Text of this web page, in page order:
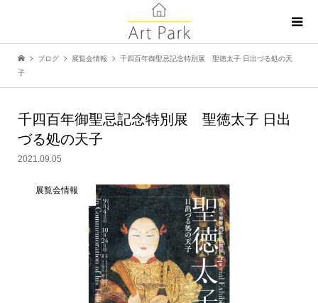
ブログ 展覧会情報
千四百年御聖忌記念特別展 聖徳太子 日出づる処の天
子
千四百年御聖忌記念特別展 聖徳太子 日出
づる処の天子
2021.09.05
展覧会情報